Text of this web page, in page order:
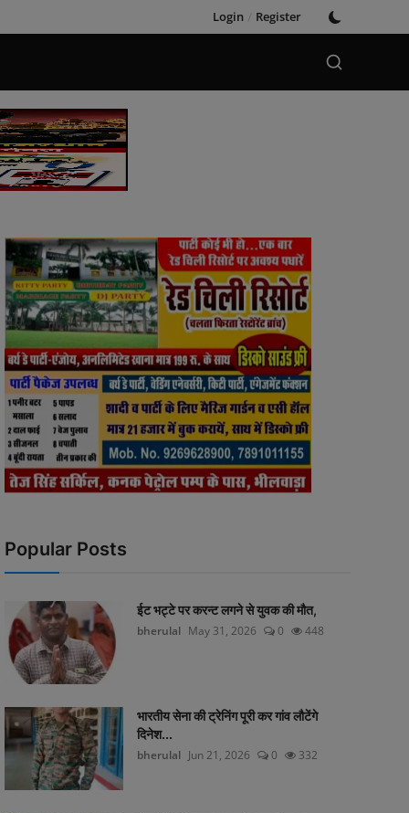
Login / Register
Popular Posts
ईट भट्टे पर करन्ट लगने से युवक की मौत,
bherulal May 31, 2026 0 448
भारतीय सेना की ट्रेनिंग पूरी कर गांव लौटेंगे
दिनेश...
bherulal Jun 21, 2026 0 332